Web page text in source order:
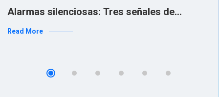
Alarmas silenciosas: Tres señales de…
Read More